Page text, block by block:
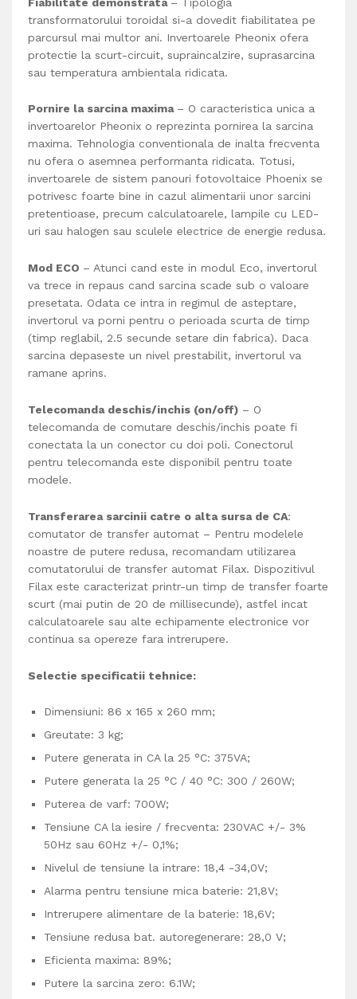
transformatorului toroidal si-a dovedit fiabilitatea pe
parcursul mai multor ani. Invertoarele Pheonix ofera
protectie la scurt-circuit, supraincalzire, suprasarcina
sau temperatura ambientala ridicata.
Pornire la sarcina maxima – O caracteristica unica a
invertoarelor Pheonix o reprezinta pornirea la sarcina
maxima. Tehnologia conventionala de inalta frecventa
nu ofera o asemnea performanta ridicata. Totusi,
invertoarele de sistem panouri fotovoltaice Phoenix se
potrivesc foarte bine in cazul alimentarii unor sarcini
pretentioase, precum calculatoarele, lampile cu LED-
uri sau halogen sau sculele electrice de energie redusa.
Mod ECO – Atunci cand este in modul Eco, invertorul
va trece in repaus cand sarcina scade sub o valoare
presetata. Odata ce intra in regimul de asteptare,
invertorul va porni pentru o perioada scurta de timp
(timp reglabil, 2.5 secunde setare din fabrica). Daca
sarcina depaseste un nivel prestabilit, invertorul va
ramane aprins.
Telecomanda deschis/inchis (on/off) – O
telecomanda de comutare deschis/inchis poate fi
conectata la un conector cu doi poli. Conectorul
pentru telecomanda este disponibil pentru toate
modele.
Transferarea sarcinii catre o alta sursa de CA:
comutator de transfer automat – Pentru modelele
noastre de putere redusa, recomandam utilizarea
comutatorului de transfer automat Filax. Dispozitivul
Filax este caracterizat printr-un timp de transfer foarte
scurt (mai putin de 20 de millisecunde), astfel incat
calculatoarele sau alte echipamente electronice vor
continua sa opereze fara intrerupere.
Selectie specificatii tehnice:
Dimensiuni: 86 x 165 x 260 mm;
Greutate: 3 kg;
Putere generata in CA la 25 °C: 375VA;
Putere generata la 25 °C / 40 °C: 300 / 260W;
Puterea de varf: 700W;
Tensiune CA la iesire / frecventa: 230VAC +/- 3%
50Hz sau 60Hz +/- 0,1%;
Nivelul de tensiune la intrare: 18,4 -34,0V;
Alarma pentru tensiune mica baterie: 21,8V;
Intrerupere alimentare de la baterie: 18,6V;
Tensiune redusa bat. autoregenerare: 28,0 V;
Eficienta maxima: 89%;
Putere la sarcina zero: 6.1W;